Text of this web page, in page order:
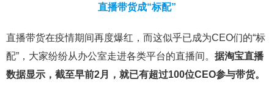
直播带货成“标配”
直播带货在疫情期间再度爆红，而这似乎已成为CEO们的“标
配”，大家纷纷从办公室走进各类平台的直播间。 据淘宝直播
数据显示，截至早前2月，就已有超过100位CEO参与带货。